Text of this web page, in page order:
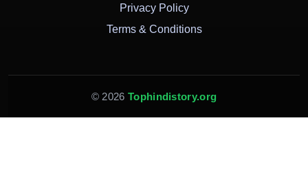
Privacy Policy
Terms & Conditions
© 2026 Tophindistory.org